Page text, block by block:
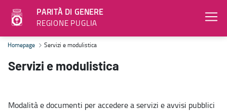
PARITÀ DI GENERE
REGIONE PUGLIA
Servizi e modulistica - Parità di genere
Homepage Servizi e modulistica
Servizi e modulistica
Modalità e documenti per accedere a servizi e avvisi pubblici